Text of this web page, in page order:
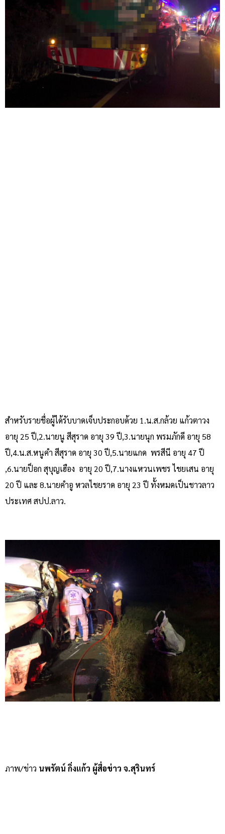
สำหรับรายชื่อผู้ได้รับบาดเจ็บประกอบด้วย 1.น.ส.กล้วย แก้วตาวง
อายุ 25 ปี,2.นายนู สีสุราด อายุ 39 ปี,3.นายนุก พรมภักดี อายุ 58
ปี,4.น.ส.หนูคำ สีสุราด อายุ 30 ปี,5.นายแกด พรสีนี อายุ 47 ปี
,6.นายป็อก สุบุญเฮือง อายุ 20 ปี,7.นางแหวนเพชร ไชยเสน อายุ
20 ปี และ 8.นายคำอู หวลไชยราด อายุ 23 ปี ทั้งหมดเป็นชาวลาว
ประเทศ สปป.ลาว.
ภาพ/ข่าว นพรัตน์ กิ่งแก้ว ผู้สื่อข่าว จ.สุรินทร์